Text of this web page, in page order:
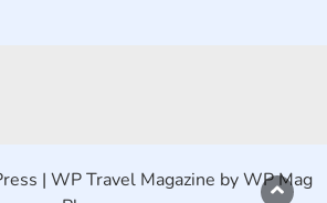
| WP Travel Magazine by WP Mag